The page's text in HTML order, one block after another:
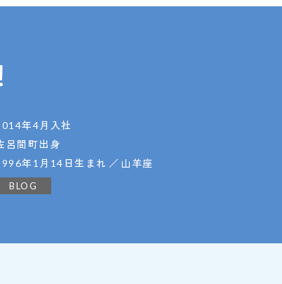
年4月入社
呂間町出身
年1月14日生まれ
山羊座
BLOG